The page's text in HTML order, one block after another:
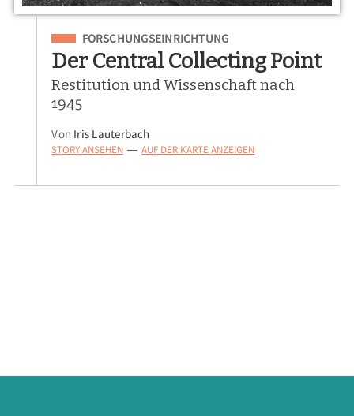
Eingeordnet unter
FORSCHUNGSEINRICHTUNG
Der Central Collecting Point
Restitution und Wissenschaft nach
1945
Von Iris Lauterbach
STORY ANSEHEN — AUF DER KARTE ANZEIGEN